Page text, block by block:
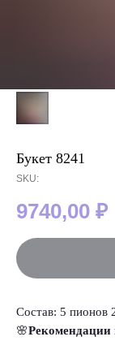
Букет 8241
SKU:
9740,00 ₽
Состав: 5 пионов
🌸Рекомендации